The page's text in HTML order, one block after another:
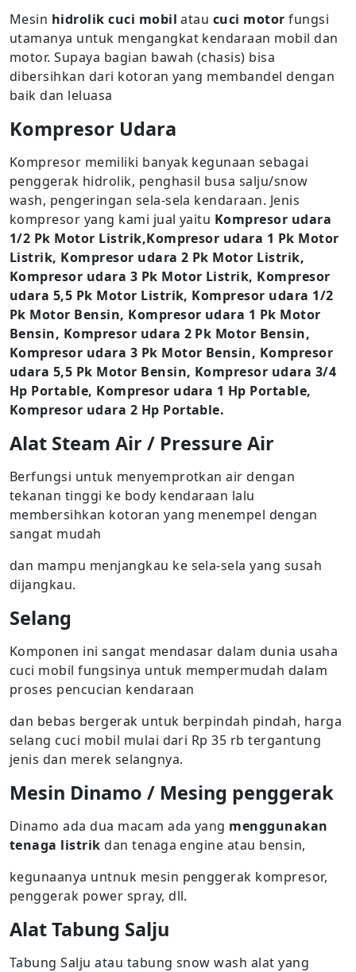
Mesin hidrolik cuci mobil atau cuci motor fungsi
utamanya untuk mengangkat kendaraan mobil dan
motor. Supaya bagian bawah (chasis) bisa
dibersihkan dari kotoran yang membandel dengan
baik dan leluasa
Kompresor Udara
Kompresor memiliki banyak kegunaan sebagai
penggerak hidrolik, penghasil busa salju/snow
wash, pengeringan sela-sela kendaraan. Jenis
kompresor yang kami jual yaitu Kompresor udara
1/2 Pk Motor Listrik,Kompresor udara 1 Pk Motor
Listrik, Kompresor udara 2 Pk Motor Listrik,
Kompresor udara 3 Pk Motor Listrik, Kompresor
udara 5,5 Pk Motor Listrik, Kompresor udara 1/2
Pk Motor Bensin, Kompresor udara 1 Pk Motor
Bensin, Kompresor udara 2 Pk Motor Bensin,
Kompresor udara 3 Pk Motor Bensin, Kompresor
udara 5,5 Pk Motor Bensin, Kompresor udara 3/4
Hp Portable, Kompresor udara 1 Hp Portable,
Kompresor udara 2 Hp Portable.
Alat Steam Air / Pressure Air
Berfungsi untuk menyemprotkan air dengan
tekanan tinggi ke body kendaraan lalu
membersihkan kotoran yang menempel dengan
sangat mudah
dan mampu menjangkau ke sela-sela yang susah
dijangkau.
Selang
Komponen ini sangat mendasar dalam dunia usaha
cuci mobil fungsinya untuk mempermudah dalam
proses pencucian kendaraan
dan bebas bergerak untuk berpindah pindah, harga
selang cuci mobil mulai dari Rp 35 rb tergantung
jenis dan merek selangnya.
Mesin Dinamo / Mesing penggerak
Dinamo ada dua macam ada yang menggunakan
tenaga listrik dan tenaga engine atau bensin,
kegunaanya untnuk mesin penggerak kompresor,
penggerak power spray, dll.
Alat Tabung Salju
Tabung Salju atau tabung snow wash alat yang